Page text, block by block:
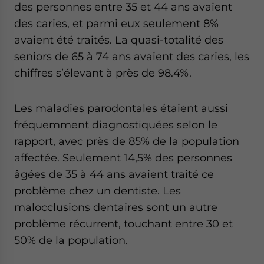
des personnes entre 35 et 44 ans avaient
des caries, et parmi eux seulement 8%
avaient été traités. La quasi-totalité des
seniors de 65 à 74 ans avaient des caries, les
chiffres s’élevant à près de 98.4%.
Les maladies parodontales étaient aussi
fréquemment diagnostiquées selon le
rapport, avec près de 85% de la population
affectée. Seulement 14,5% des personnes
âgées de 35 à 44 ans avaient traité ce
problème chez un dentiste. Les
malocclusions dentaires sont un autre
problème récurrent, touchant entre 30 et
50% de la population.